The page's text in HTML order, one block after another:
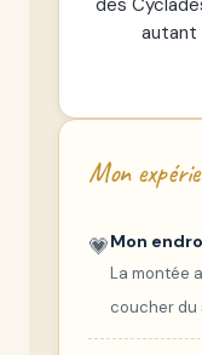
des
autant
Mon
💗Mon
La montée
coucher du